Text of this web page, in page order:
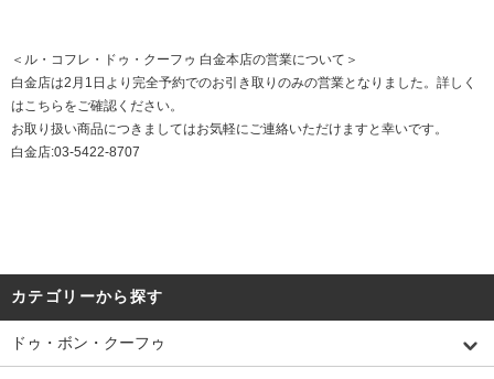
＜ル・コフレ・ドゥ・クーフゥ 白金本店の営業について＞
白金店は2月1日より完全予約でのお引き取りのみの営業となりました。詳しく
はこちら をご確認ください。
お取り扱い商品につきましてはお気軽にご連絡いただけますと幸いです。
白金店:03-5422-8707
カテゴリーから探す
ドゥ・ボン・クーフゥ